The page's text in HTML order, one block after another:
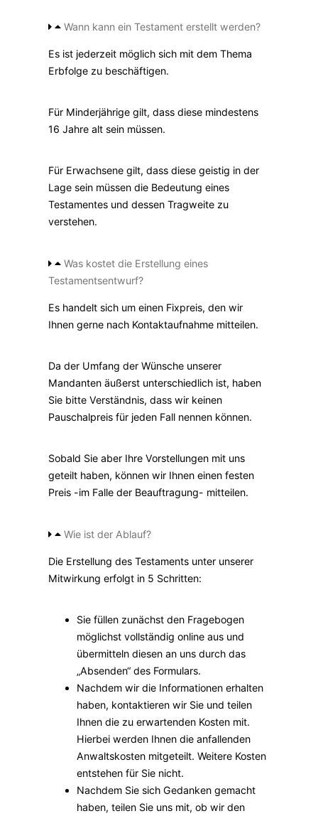
Wann kann ein Testament erstellt werden?
Es ist jederzeit möglich sich mit dem Thema
Erbfolge zu beschäftigen.
Für Minderjährige gilt, dass diese mindestens
16 Jahre alt sein müssen.
Für Erwachsene gilt, dass diese geistig in der
Lage sein müssen die Bedeutung eines
Testamentes und dessen Tragweite zu
verstehen.
Was kostet die Erstellung eines
Testamentsentwurf?
Es handelt sich um einen Fixpreis, den wir
Ihnen gerne nach Kontaktaufnahme mitteilen.
Da der Umfang der Wünsche unserer
Mandanten äußerst unterschiedlich ist, haben
Sie bitte Verständnis, dass wir keinen
Pauschalpreis für jeden Fall nennen können.
Sobald Sie aber Ihre Vorstellungen mit uns
geteilt haben, können wir Ihnen einen festen
Preis -im Falle der Beauftragung- mitteilen.
Wie ist der Ablauf?
Die Erstellung des Testaments unter unserer
Mitwirkung erfolgt in 5 Schritten:
Sie füllen zunächst den Fragebogen
möglichst vollständig online aus und
übermitteln diesen an uns durch das
„Absenden“ des Formulars.
Nachdem wir die Informationen erhalten
haben, kontaktieren wir Sie und teilen
Ihnen die zu erwartenden Kosten mit.
Hierbei werden Ihnen die anfallenden
Anwaltskosten mitgeteilt. Weitere Kosten
entstehen für Sie nicht.
Nachdem Sie sich Gedanken gemacht
haben, teilen Sie uns mit, ob wir den